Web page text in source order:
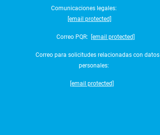
Comunicaciones legales:
[email protected]
Correo PQR: [email protected]
Correo para solicitudes relacionadas con datos
personales:
[email protected]